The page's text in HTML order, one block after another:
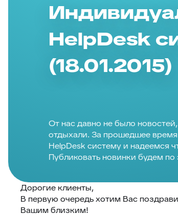
HelpDesk
(18.01.2015)
От нас давно не было
отдыхали. За прошедшее
HelpDesk систему и надеемся
Публиковать новинки будем по
Дорогие клиенты,
В первую очередь хотим Вас
Вашим близким!